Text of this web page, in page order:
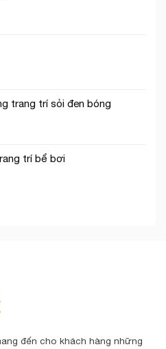
trang trí sỏi đen bóng
trí bể bơi
đến cho khách hàng những